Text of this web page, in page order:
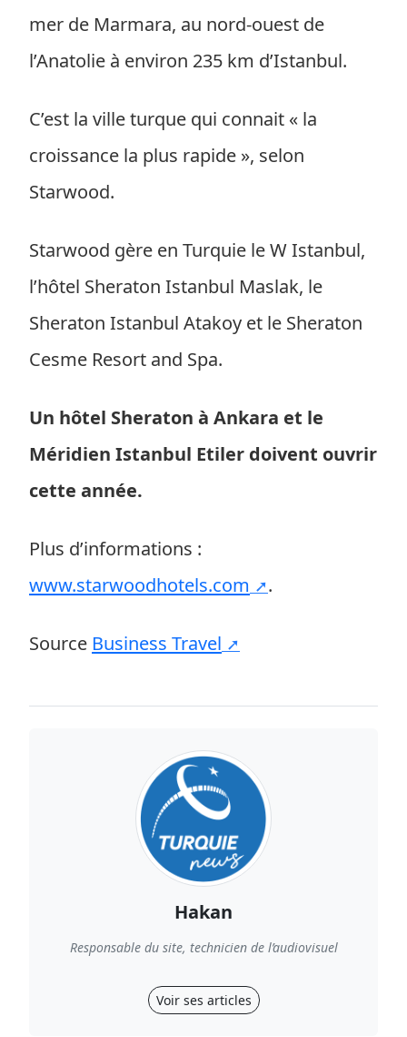
mer de Marmara, au nord-ouest de
l’Anatolie à environ 235 km d’Istanbul.
C’est la ville turque qui connait « la
croissance la plus rapide », selon
Starwood.
Starwood gère en Turquie le W Istanbul,
l’hôtel Sheraton Istanbul Maslak, le
Sheraton Istanbul Atakoy et le Sheraton
Cesme Resort and Spa.
Un hôtel Sheraton à Ankara et le
Méridien Istanbul Etiler doivent ouvrir
cette année.
Plus d’informations :
www.starwoodhotels.com
.
Source Business Travel
Hakan
Responsable du site, technicien de l’audiovisuel
Voir ses articles